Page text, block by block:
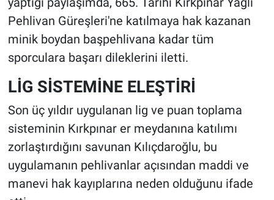
Pehlivan Güreşleri'ne katılmaya hak kazanan
minik boydan başpehlivana kadar tüm
sporculara başarı dileklerini iletti.
LİG SİSTEMİNE ELEŞTİRİ
Son üç yıldır uygulanan lig ve puan toplama
sisteminin Kırkpınar er meydanına katılımı
zorlaştırdığını savunan Kılıçdaroğlu, bu
uygulamanın pehlivanlar açısından maddi ve
manevi hak kayıplarına neden olduğunu ifade